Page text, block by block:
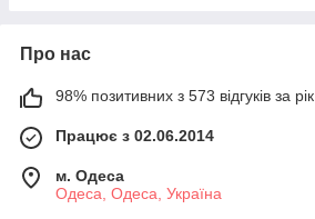
Про нас
98% позитивних з 573 відгуків за рік
Працює з 02.06.2014
м. Одеса
Одеса, Одеса, Україна